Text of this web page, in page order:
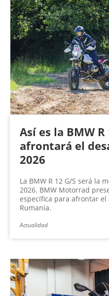
Así es la BMW R
afrontará el
2026
La BMW R 12 G/S será la
2026. BMW Motorrad
específica para afrontar
Rumanía.
Actualidad